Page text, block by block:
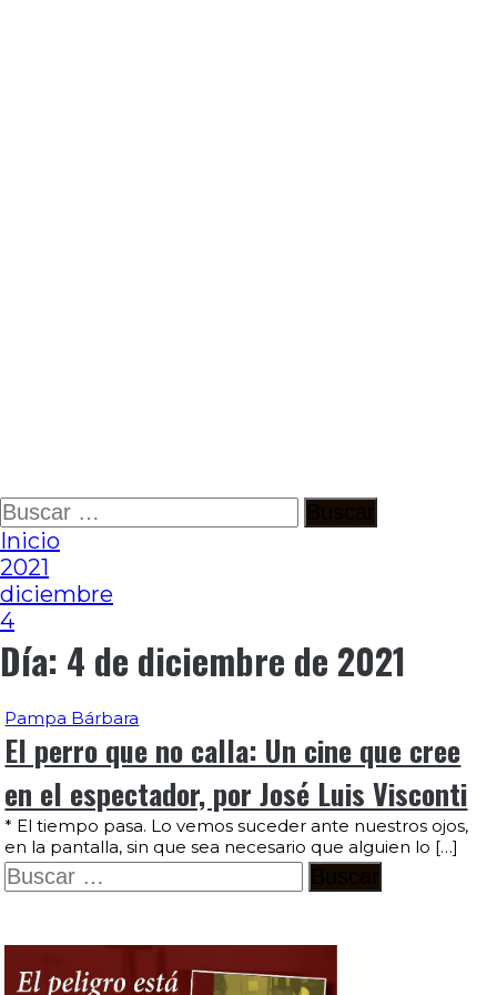
Ir
al
contenido
Buscar:
Inicio
2021
diciembre
4
Día: 4 de diciembre de 2021
Pampa Bárbara
El perro que no calla: Un cine que cree
en el espectador, por José Luis Visconti
* El tiempo pasa. Lo vemos suceder ante nuestros ojos,
en la pantalla, sin que sea necesario que alguien lo […]
Buscar: